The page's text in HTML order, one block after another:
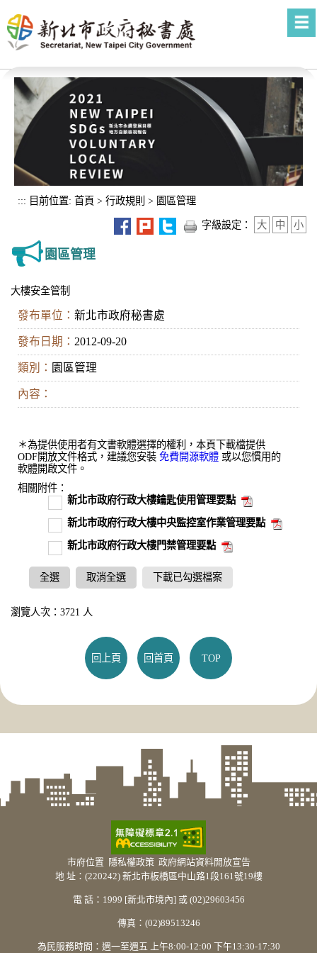
::: 目前位置: 首頁 > 行政規則 > 園區管理
字級設定： 大 中 小
園區管理
大樓安全管制
發布單位： 新北市政府秘書處
發布日期： 2012-09-20
類別： 園區管理
內容：
＊為提供使用者有文書軟體選擇的權利，本頁下載檔提供
ODF開放文件格式，建議您安裝 免費開源軟體 或以您慣用的
軟體開啟文件。
相關附件：
新北市政府行政大樓鑰匙使用管理要點
新北市政府行政大樓中央監控室作業管理要點
新北市政府行政大樓門禁管理要點
全選 取消全選 下載已勾選檔案
瀏覽人次：3721 人
回上頁 回首頁 TOP
市府位置 隱私權政策 政府網站資料開放宣告
地 址：(220242) 新北市板橋區中山路1段161號19樓
電 話：1999 [新北市境內] 或 (02)29603456
傳真：(02)89513246
為民服務時間：週一至週五 上午8:00-12:00 下午13:30-17:30